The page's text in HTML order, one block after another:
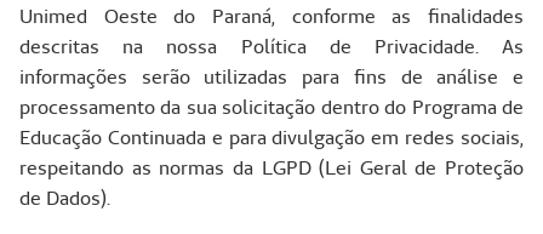
Unimed Oeste do Paraná, conforme as finalidades
descritas na nossa Política de Privacidade. As
informações serão utilizadas para fins de análise e
processamento da sua solicitação dentro do Programa de
Educação Continuada e para divulgação em redes sociais,
respeitando as normas da LGPD (Lei Geral de Proteção
de Dados).